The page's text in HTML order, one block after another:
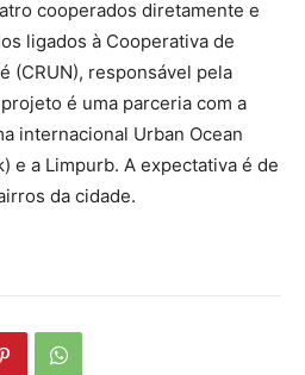
cooperados diretamente e
ligados à Cooperativa de
(CRUN), responsável pela
é uma parceria com a
internacional Urban Ocean
e a Limpurb. A expectativa é de
da cidade.